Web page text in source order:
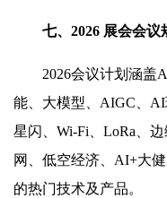
七、2026 展会会议
2026会议计划涵盖
能、大模型、AIGC、AI
星闪、Wi-Fi、LoRa、
网、低空经济、AI+大
的热门技术及产品。